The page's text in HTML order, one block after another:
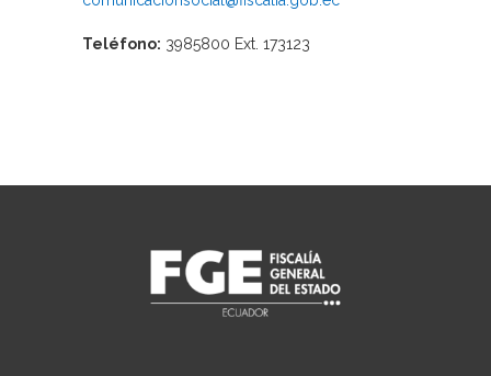
Teléfono: 3985800 Ext. 173123